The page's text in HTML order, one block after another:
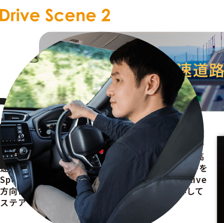
「明日は、高速道
ワゴンタイプの車を運転している方は、高速道路で
の横風にヒヤリとした経験があるはず。だから、高
速道路を利用する際には、事前に「Ride」のバーを
Sport方向に、「Speed Adpt.」のバーをAdaptive
方向に設定しておくと安定感が増し、より安心して
ステアリングを握ることができます。